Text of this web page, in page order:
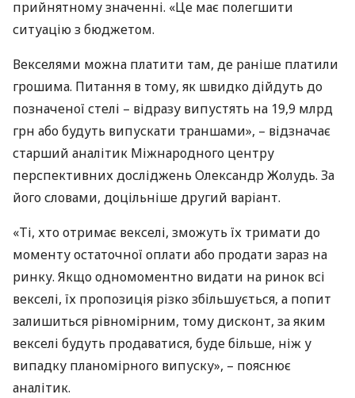
прийнятному значенні. «Це має полегшити
ситуацію з бюджетом.
Векселями можна платити там, де раніше платили
грошима. Питання в тому, як швидко дійдуть до
позначеної стелі – відразу випустять на 19,9 млрд
грн або будуть випускати траншами», – відзначає
старший аналітик Міжнародного центру
перспективних досліджень Олександр Жолудь. За
його словами, доцільніше другий варіант.
«Ті, хто отримає векселі, зможуть їх тримати до
моменту остаточної оплати або продати зараз на
ринку. Якщо одномоментно видати на ринок всі
векселі, їх пропозиція різко збільшується, а попит
залишиться рівномірним, тому дисконт, за яким
векселі будуть продаватися, буде більше, ніж у
випадку планомірного випуску», – пояснює
аналітик.